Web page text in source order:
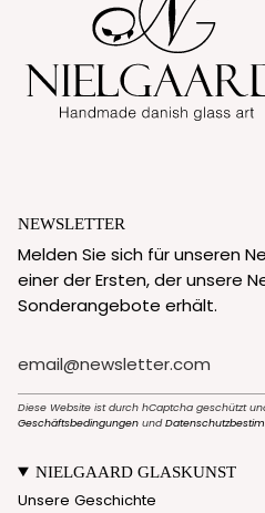
NEWSLETTER
Melden Sie sich für unseren
einer der Ersten, der unsere
Sonderangebote erhält.
Diese Website ist durch hCaptcha geschützt
Geschäftsbedingungen und
NIELGAARD GLASKUNST
Unsere Geschichte